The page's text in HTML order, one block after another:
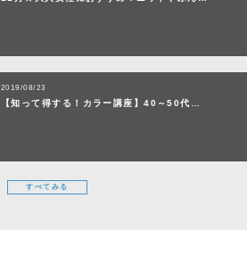
2019/08/23
【知って得する！カラー講座】40～50代…
すべてみる